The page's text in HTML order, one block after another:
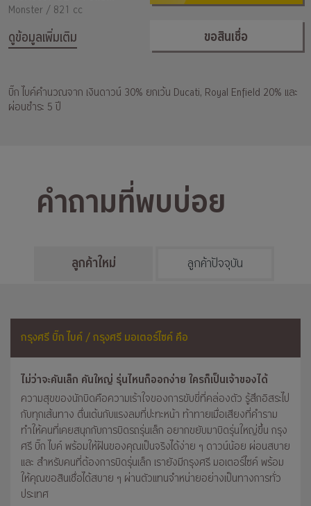
Monster / 821 cc
ดูข้อมูลเพิ่มเติม ขอสินเชื่อ
บิ๊ก ไบค์คำนวณจาก เงินดาวน์ 30% ยกเว้น Ducati, Royal Enfield 20% และ
ผ่อนชำระ 5 ปี
คำถามที่พบบ่อย
ลูกค้าใหม่ ลูกค้าปัจจุบัน
กรุงศรี บิ๊ก ไบค์ / กรุงศรี มอเตอร์ไซค์ คือ
ไม่ว่าจะคันเล็ก คันใหญ่ รุ่นไหนก็ออกง่าย ใครก็เป็นเจ้าของได้
ความสุขของนักบิดคือความเร้าใจของการขับขี่ที่คล่องตัว รู้สึกอิสระไป
กับทุกเส้นทาง ตื่นเต้นกับแรงลมที่ปะทะหน้า ท้าทายเมื่อเสียงที่คำราม
ทำให้คนที่เคยสนุกกับการบิดรถรุ่นเล็ก อยากขยับมาบิดรุ่นใหญ่ขึ้น กรุง
ศรี บิ๊ก ไบค์ พร้อมให้ฝันของคุณเป็นจริงได้ง่าย ๆ ดาวน์น้อย ผ่อนสบาย
และ สำหรับคนที่ต้องการบิดรุ่นเล็ก เรายังมีกรุงศรี มอเตอร์ไซค์ พร้อม
ให้คุณขอสินเชื่อได้สบาย ๆ ผ่านตัวแทนจำหน่ายอย่างเป็นทางการทั่ว
ประเทศ